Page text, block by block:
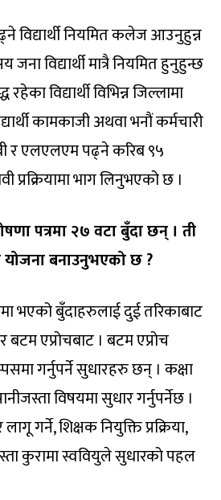
नियमित कलेज आउनुहुन्न
जना विद्यार्थी मात्रै नियमित हुनुहुन्छ
विद्यार्थी विभिन्न जिल्लामा
कामकाजी अथवा भनौं कर्मचारी
र एलएलएम पढ्ने करिब ९५
प्रक्रियामा भाग लिनुभएको छ ।
पत्रमा २७ वटा बुँदा छन् । ती
योजना बनाउनुभएको छ ?
भएको बुँदाहरुलाई दुई तरिकाबाट
बटम एप्रोचबाट । बटम एप्रोच
गर्नुपर्ने सुधारहरु छन् । कक्षा
विषयमा सुधार गर्नुपर्नेछ ।
गर्ने, शिक्षक नियुक्ति प्रक्रिया,
कुरामा स्ववियुले सुधारको पहल